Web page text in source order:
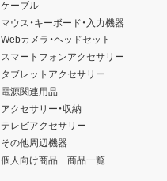
ケーブル
マウス・キーボード・入力機器
Webカメラ・ヘッドセット
スマートフォンアクセサリー
タブレットアクセサリー
電源関連用品
アクセサリー・収納
テレビアクセサリー
その他周辺機器
個人向け商品 商品一覧